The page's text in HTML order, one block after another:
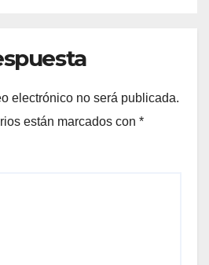
electrónico no será publicada.
están marcados con *